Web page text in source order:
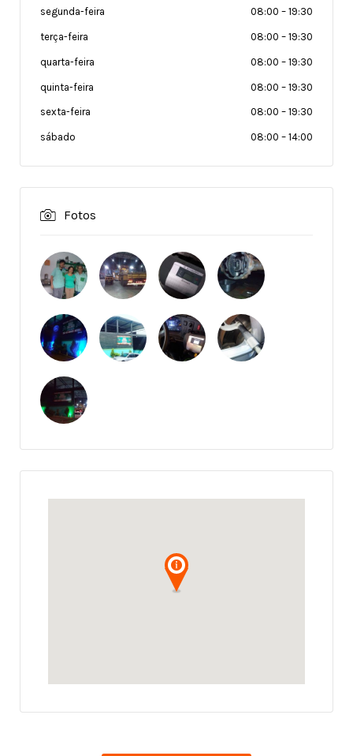
segunda-feira 08:00 – 19:30
terça-feira 08:00 – 19:30
quarta-feira 08:00 – 19:30
quinta-feira 08:00 – 19:30
sexta-feira 08:00 – 19:30
sábado 08:00 – 14:00
Fotos